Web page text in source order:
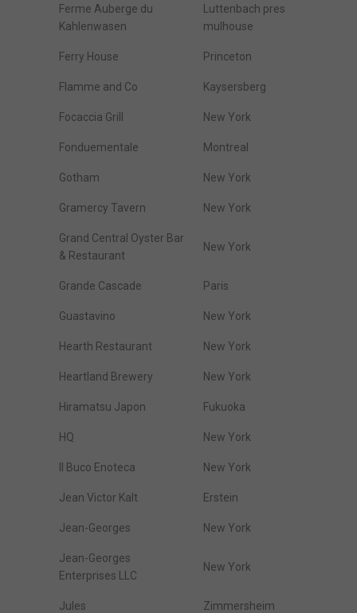
Ferme Auberge du
Kahlenwasen
Luttenbach pres
mulhouse
Ferry House Princeton
Flamme and Co Kaysersberg
Focaccia Grill New York
Fonduementale Montreal
Gotham New York
Gramercy Tavern New York
Grand Central Oyster Bar
& Restaurant
New York
Grande Cascade Paris
Guastavino New York
Hearth Restaurant New York
Heartland Brewery New York
Hiramatsu Japon Fukuoka
HQ New York
Il Buco Enoteca New York
Jean Victor Kalt Erstein
Jean-Georges New York
Jean-Georges
Enterprises LLC
New York
Jules Zimmersheim